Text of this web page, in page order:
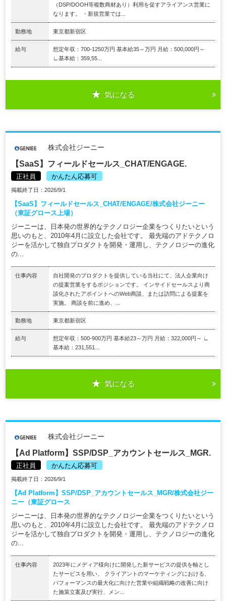
（DSP/DOOH等複数商材あり）利用を促すアライアンス営業に
なります。 ・新規営業では...
勤務地 東京都新宿区
給与
想定年収：700-1250万円 基本給35～万円 月給：500,000円～
∟基本給：359,55...
気になる
株式会社ジーニー
【SaaS】フィールドセールス_CHAT/ENGAGE.
正社員 かんたん応募可
掲載終了日：2026/9/1
【SaaS】フィールドセールス_CHAT/ENGAGE/株式会社ジーニー
（東証グロース上場）
ジーニーは、日本発の世界的なテクノロジー企業をつくりたいという
思いのもと、2010年4月に設立した会社です。 最先端のアドテクノロ
ジーを活かして独自プロダクトを開発・運用し、テクノロジーの進化
の...
仕事内容
自社開発のプロダクトを提供している当社にて、法人企業向け
の提案営業をするポジションです。 インサイドセールスより商
談化されたアポイントへのWeb商談、または訪問による提案を
実施。 商談を前に進め、...
勤務地 東京都新宿区
給与
想定年収：500-900万円 基本給23～万円 月給：322,000円～ ∟
基本給：231,551...
気になる
株式会社ジーニー
【Ad Platform】SSP/DSP_アカウントセールス_MGR.
正社員 かんたん応募可
掲載終了日：2026/9/1
【Ad Platform】SSP/DSP_アカウントセールス_MGR/株式会社ジー
ニー（東証グロース
ジーニーは、日本発の世界的なテクノロジー企業をつくりたいという
思いのもと、2010年4月に設立した会社です。 最先端のアドテクノロ
ジーを活かして独自プロダクトを開発・運用し、テクノロジーの進化
の...
仕事内容
2023年にメディア様向けに開発した新サービスの提供を軸とし
たサービスを用い、 クライアントのマーケティングにおける、
パフォーマンスの最大化に向けた営業や組織戦略の改善に向け
た施策立案及び実行、メン...